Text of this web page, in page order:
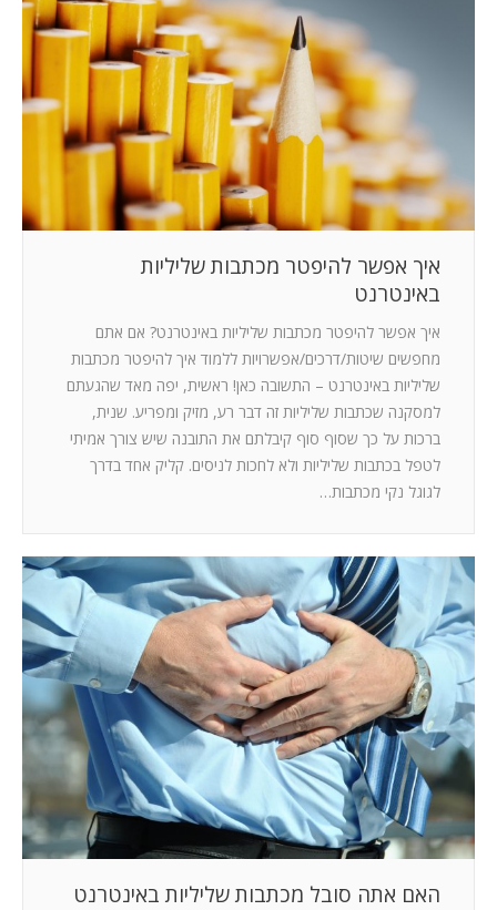
איך אפשר להיפטר מכתבות שליליות
באינטרנט
איך אפשר להיפטר מכתבות שליליות באינטרנט? אם אתם
מחפשים שיטות/דרכים/אפשרויות ללמוד איך להיפטר מכתבות
שליליות באינטרנט – התשובה כאן! ראשית, יפה מאד שהגעתם
למסקנה שכתבות שליליות זה דבר רע, מזיק ומפריע. שנית,
ברכות על כך שסוף סוף קיבלתם את התובנה שיש צורך אמיתי
לטפל בכתבות שליליות ולא לחכות לניסים. קליק אחד בדרך
לגוגל נקי מכתבות…
האם אתה סובל מכתבות שליליות באינטרנט